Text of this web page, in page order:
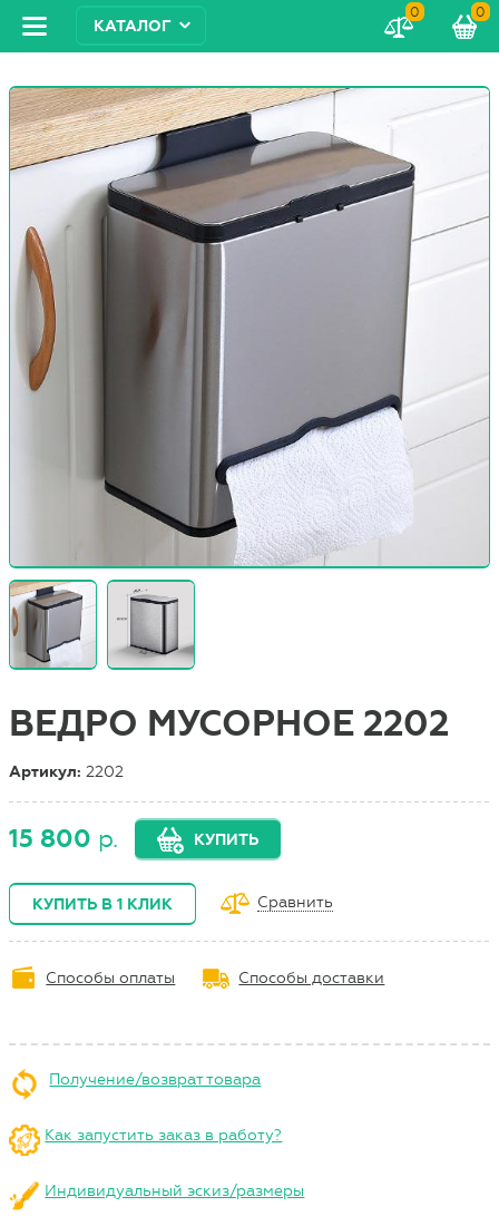
КАТАЛОГ
0 0
ВЕДРО МУСОРНОЕ 2202
Артикул:2202
15 800 р. КУПИТЬ
КУПИТЬ В 1 КЛИК Сравнить
Способы оплаты Способы доставки
Получение/возврат товара
Как запустить заказ в работу?
Индивидуальный эскиз/размеры